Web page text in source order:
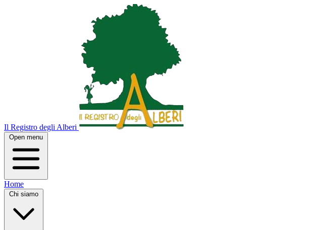
Il Registro degli Alberi
Open menu
Home
Chi siamo